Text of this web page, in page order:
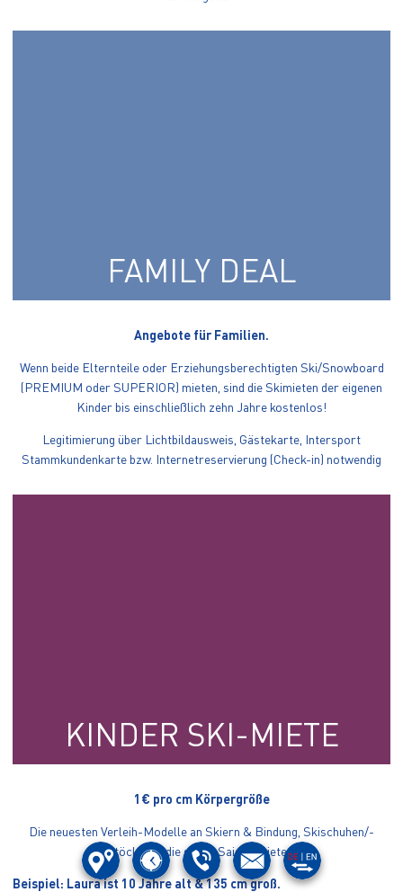
FAMILY DEAL
Angebote für Familien.
Wenn beide Elternteile oder Erziehungsberechtigten Ski/Snowboard
(PREMIUM oder SUPERIOR) mieten, sind die Skimieten der eigenen
Kinder bis einschließlich zehn Jahre kostenlos!
Legitimierung über Lichtbildausweis, Gästekarte, Intersport
Stammkundenkarte bzw. Internetreservierung (Check-in) notwendig
KINDER SKI-MIETE
1€ pro cm Körpergröße
Die neuesten Verleih-Modelle an Skiern & Bindung, Skischuhen/-
stöcke für die ganze Saison mieten.
Beispiel: Laura ist 10 Jahre alt & 135 cm groß.